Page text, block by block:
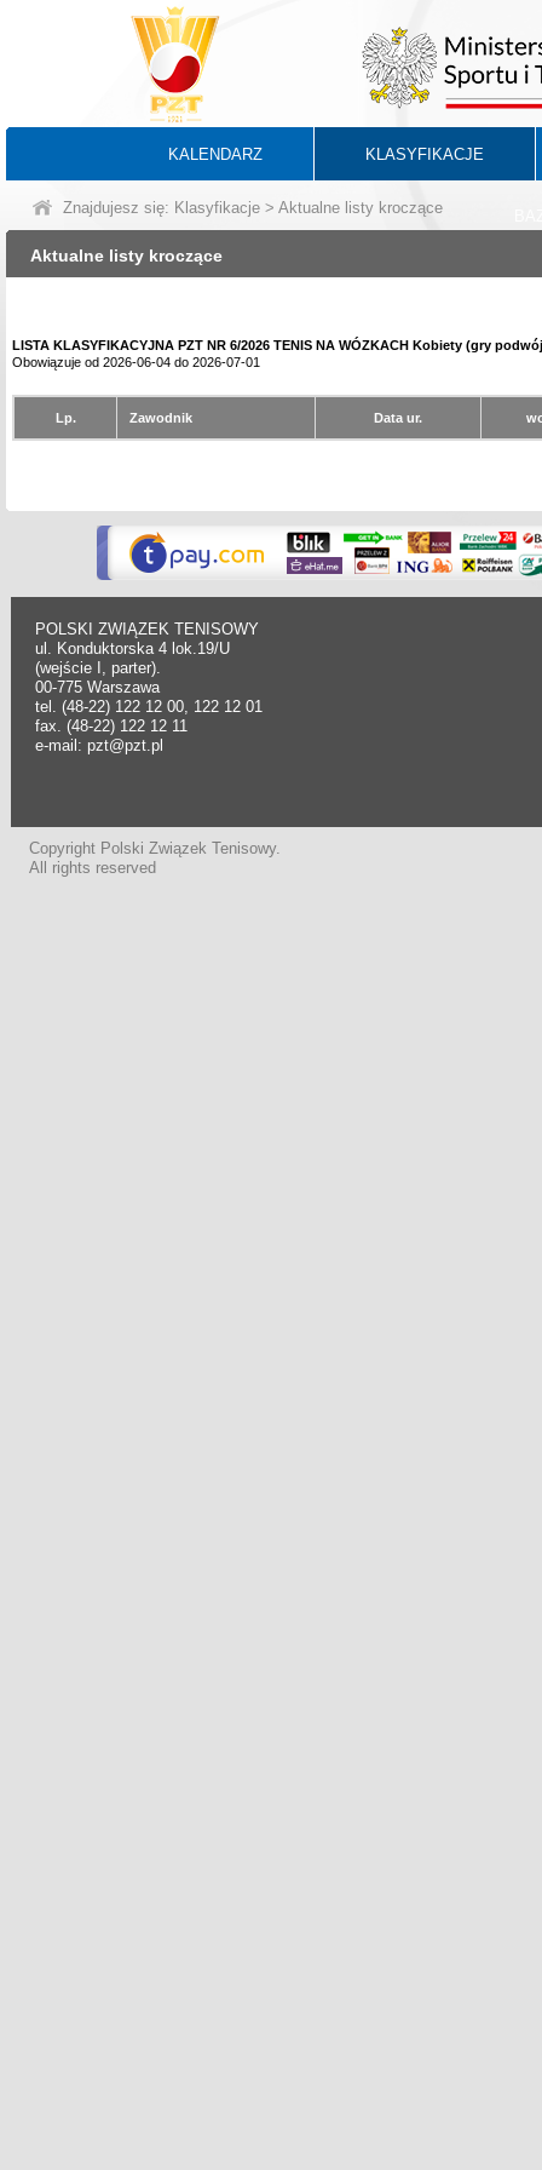
KALENDARZ KLASYFIKACJE
Znajdujesz się: Klasyfikacje > Aktualne listy kroczące
Aktualne listy kroczące
LISTA KLASYFIKACYJNA PZT NR 6/2026 TENIS NA WÓZKACH Kobiety (gry
Obowiązuje od 2026-06-04 do 2026-07-01
Lp. Zawodnik Data ur.
POLSKI ZWIĄZEK TENISOWY
ul. Konduktorska 4 lok.19/U
(wejście I, parter).
00-775 Warszawa
tel. (48-22) 122 12 00, 122 12 01
fax. (48-22) 122 12 11
e-mail: pzt@pzt.pl
Copyright Polski Związek Tenisowy.
All rights reserved